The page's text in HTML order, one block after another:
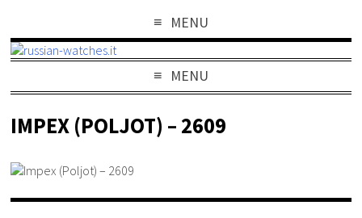
MENU
MENU
IMPEX (POLJOT) – 2609